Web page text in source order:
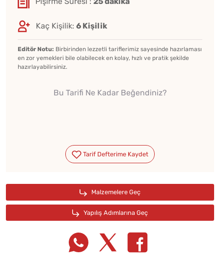
Kaç Kişilik: 6 Kişilik
Editör Notu: Birbirinden lezzetli tariflerimiz sayesinde hazırlaması
en zor yemekleri bile olabilecek en kolay, hızlı ve pratik şekilde
hazırlayabilirsiniz.
Bu Tarifi Ne Kadar Beğendiniz?